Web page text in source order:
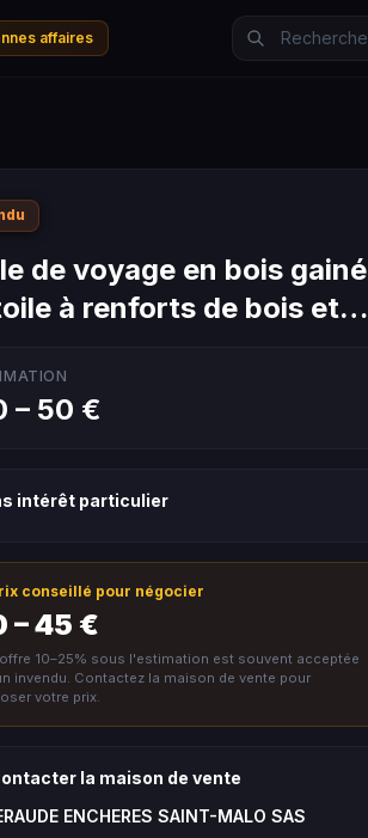
affaires
de voyage en bois gainé
à renforts de bois et…
– 50 €
intérêt particulier
conseillé pour négocier
– 45 €
10–25% sous l'estimation est souvent acceptée
invendu. Contactez la maison de vente pour
votre prix.
la maison de vente
ENCHERES SAINT-MALO SAS